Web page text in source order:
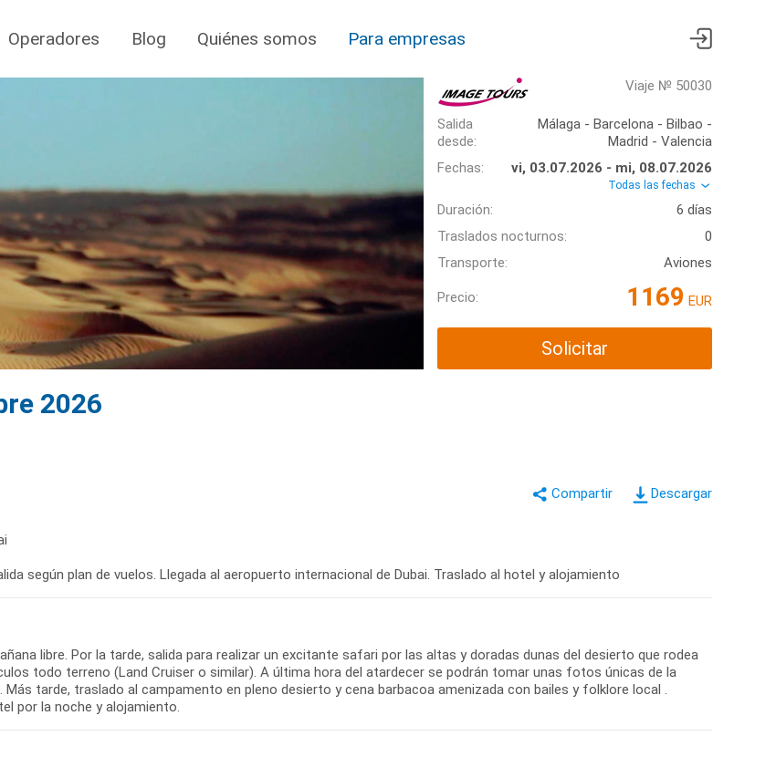
Operadores Blog Quiénes somos Para empresas
Viaje № 50030
Salida
desde:
Málaga - Barcelona - Bilbao -
Madrid - Valencia
Fechas:
vi, 03.07.2026 - mi, 08.07.2026
Todas las fechas
Duración:
6 días
Traslados nocturnos:
0
Transporte:
Aviones
Precio: 1169 EUR
Solicitar
2026
Descargar
según plan de vuelos. Llegada al aeropuerto internacional de Dubai. Traslado al hotel y alojamiento
libre. Por la tarde, salida para realizar un excitante safari por las altas y doradas dunas del desierto que rodea
todo terreno (Land Cruiser o similar). A última hora del atardecer se podrán tomar unas fotos únicas de la
Más tarde, traslado al campamento en pleno desierto y cena barbacoa amenizada con bailes y folklore local .
por la noche y alojamiento.